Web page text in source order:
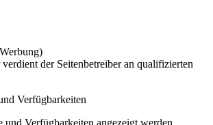
der Seitenbetreiber an qualifizierten
Verfügbarkeiten
und Verfügbarkeiten angezeigt werden,